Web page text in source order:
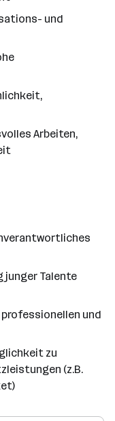
und
Arbeiten,
junger Talente
und
zu
(z.B.